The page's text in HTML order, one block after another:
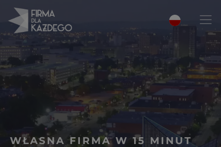
WŁASNA FIRMA W 15 MINUT